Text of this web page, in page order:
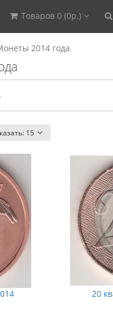
Товаров 0 (0р.)
2014 года
15
20